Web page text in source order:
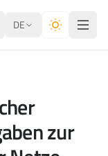
DE
zur